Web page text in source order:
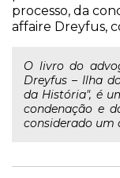
processo, da
affaire Dreyfus,
O livro do
Dreyfus – Ilha
da História", é
condenação e
considerado um